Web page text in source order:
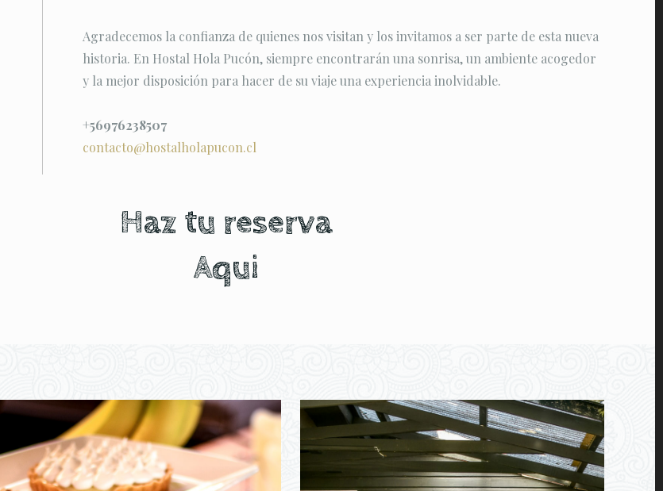
Agradecemos la confianza de quienes nos visitan y los invitamos a ser parte de esta nueva
historia. En Hostal Hola Pucón, siempre encontrarán una sonrisa, un ambiente acogedor
y la mejor disposición para hacer de su viaje una experiencia inolvidable.
+56976238507
contacto@hostalholapucon.cl
Haz tu reserva
Aqui